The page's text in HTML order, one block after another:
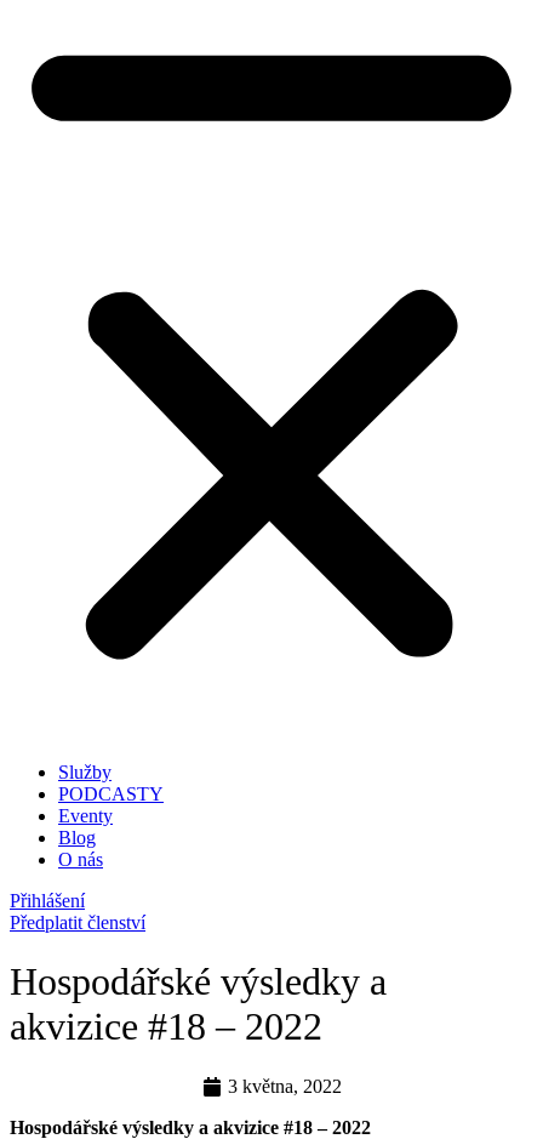
Služby
PODCASTY
Eventy
Blog
O nás
Přihlášení
Předplatit členství
Hospodářské výsledky a
akvizice #18 – 2022
3 května, 2022
Hospodářské výsledky a akvizice #18 – 2022